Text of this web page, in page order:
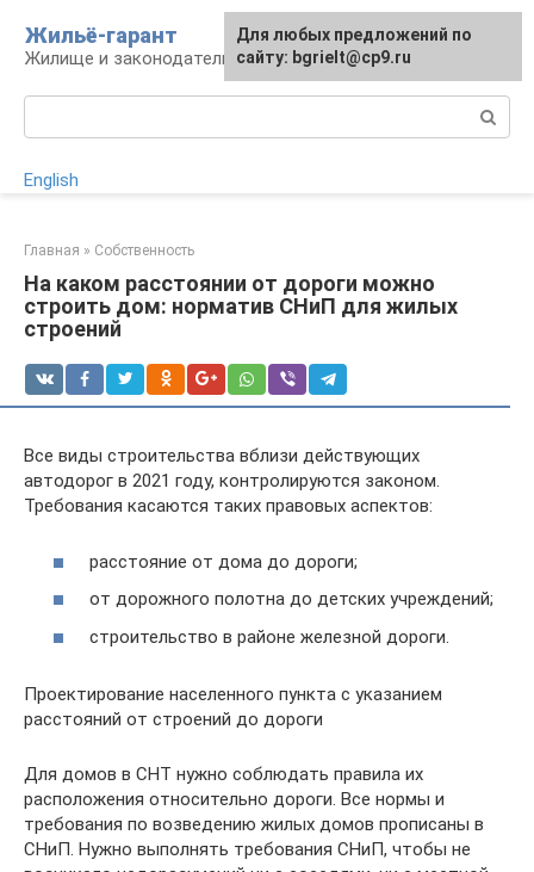
контенту
Жильё-гарант
Жилище и законодательство РФ
English
Главная » Собственность
На каком расстоянии от дороги можно
строить дом: норматив СНиП для жилых
строений
Все виды строительства вблизи действующих
автодорог в 2021 году, контролируются законом.
Требования касаются таких правовых аспектов:
расстояние от дома до дороги;
от дорожного полотна до детских учреждений;
строительство в районе железной дороги.
Проектирование населенного пункта с указанием
расстояний от строений до дороги
Для домов в СНТ нужно соблюдать правила их
расположения относительно дороги. Все нормы и
требования по возведению жилых домов прописаны в
СНиП. Нужно выполнять требования СНиП, чтобы не
Для любых предложений по
сайту: bgrielt@cp9.ru